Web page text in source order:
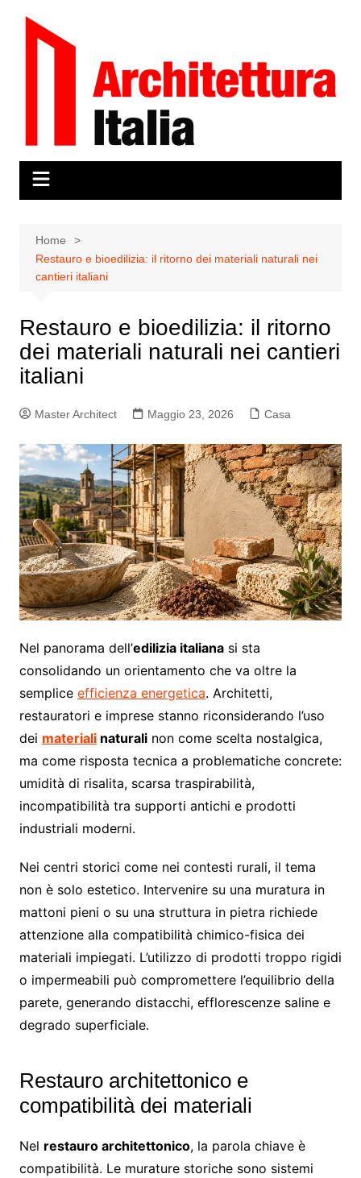
contenuto
Home
Restauro e bioedilizia: il ritorno dei materiali naturali nei
cantieri italiani
Restauro e bioedilizia: il ritorno
dei materiali naturali nei cantieri
italiani
Master Architect Maggio 23, 2026 Casa
Nel panorama dell’edilizia italianasi sta
consolidando un orientamento che va oltre la
semplice efficienza energetica. Architetti,
restauratori e imprese stanno riconsiderando l’uso
dei materialinaturalinon come scelta nostalgica,
ma come risposta tecnica a problematiche concrete:
umidità di risalita, scarsa traspirabilità,
incompatibilità tra supporti antichi e prodotti
industriali moderni.
Nei centri storici come nei contesti rurali, il tema
non è solo estetico. Intervenire su una muratura in
mattoni pieni o su una struttura in pietra richiede
attenzione alla compatibilità chimico-fisica dei
materiali impiegati. L’utilizzo di prodotti troppo rigidi
o impermeabili può compromettere l’equilibrio della
parete, generando distacchi, efflorescenze saline e
degrado superficiale.
Restauro architettonico e
compatibilità dei materiali
Nel restauro architettonico, la parola chiave è
compatibilità. Le murature storiche sono sistemi